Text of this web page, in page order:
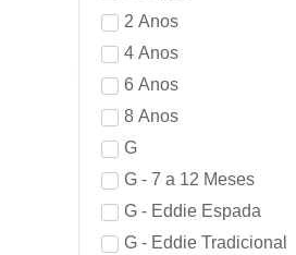
2 Anos
4 Anos
6 Anos
8 Anos
G
G - 7 a 12 Meses
G - Eddie Espada
G - Eddie Tradicional